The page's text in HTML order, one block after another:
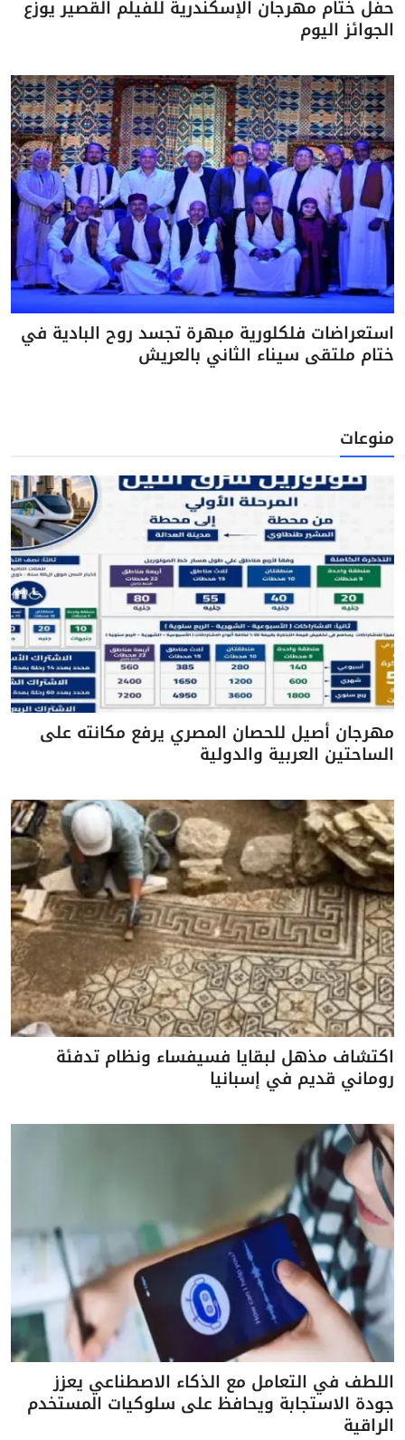
حفل ختام مهرجان الإسكندرية للفيلم القصير يوزع
الجوائز اليوم
استعراضات فلكلورية مبهرة تجسد روح البادية في
ختام ملتقى سيناء الثاني بالعريش
منوعات
مهرجان أصيل للحصان المصري يرفع مكانته على
الساحتين العربية والدولية
اكتشاف مذهل لبقايا فسيفساء ونظام تدفئة
روماني قديم في إسبانيا
اللطف في التعامل مع الذكاء الاصطناعي يعزز
جودة الاستجابة ويحافظ على سلوكيات المستخدم
الراقية